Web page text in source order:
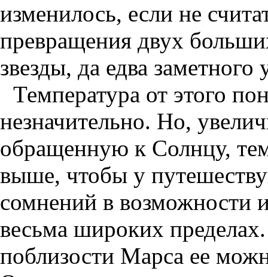
изменилось, если не
превращения двух
звезды, да едва
Температура от этого
незначительно. Но,
обращенную к Солнцу,
выше, чтобы у
сомнений в возможности
весьма широких
поблизости Марса ее